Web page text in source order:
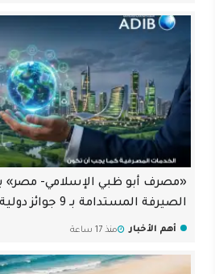
«مصرف أبو ظبي الإسلامي-
الصيرفة المستدامة بـ 9 جوائز دولية
أهم الأخبار منذ 17 ساعة